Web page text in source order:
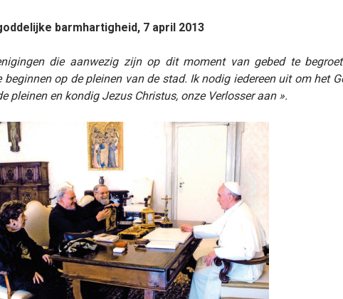
barmhartigheid, 7 april 2013
die aanwezig zijn op dit moment van gebed te
op de pleinen van de stad. Ik nodig iedereen uit om het
pleinen en kondig Jezus Christus, onze Verlosser aan ».